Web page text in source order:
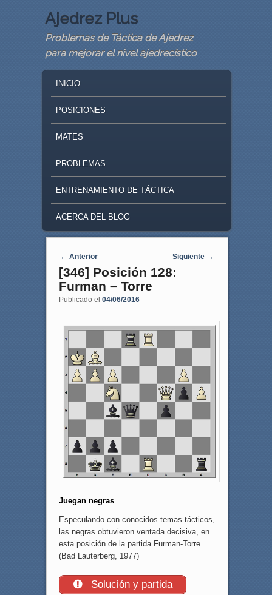
Ajedrez Plus
Problemas de Táctica de Ajedrez
para mejorar el nivel ajedrecístico
SKIP TO PRIMARY CONTENT
SKIP TO SECONDARY CONTENT
INICIO
POSICIONES
MATES
PROBLEMAS
ENTRENAMIENTO DE TÁCTICA
ACERCA DEL BLOG
Navegaci�n de entradas
← Anterior Siguiente →
[346] Posición 128:
Furman – Torre
Publicado el 04/06/2016
Juegan negras
Especulando con conocidos temas tácticos,
las negras obtuvieron ventada decisiva, en
esta posición de la partida Furman-Torre
(Bad Lauterberg, 1977)
Solución y partida